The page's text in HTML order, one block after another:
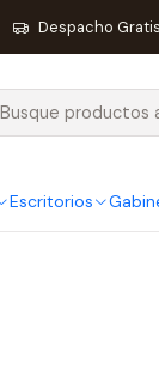
Escritorios
DespachoMouse